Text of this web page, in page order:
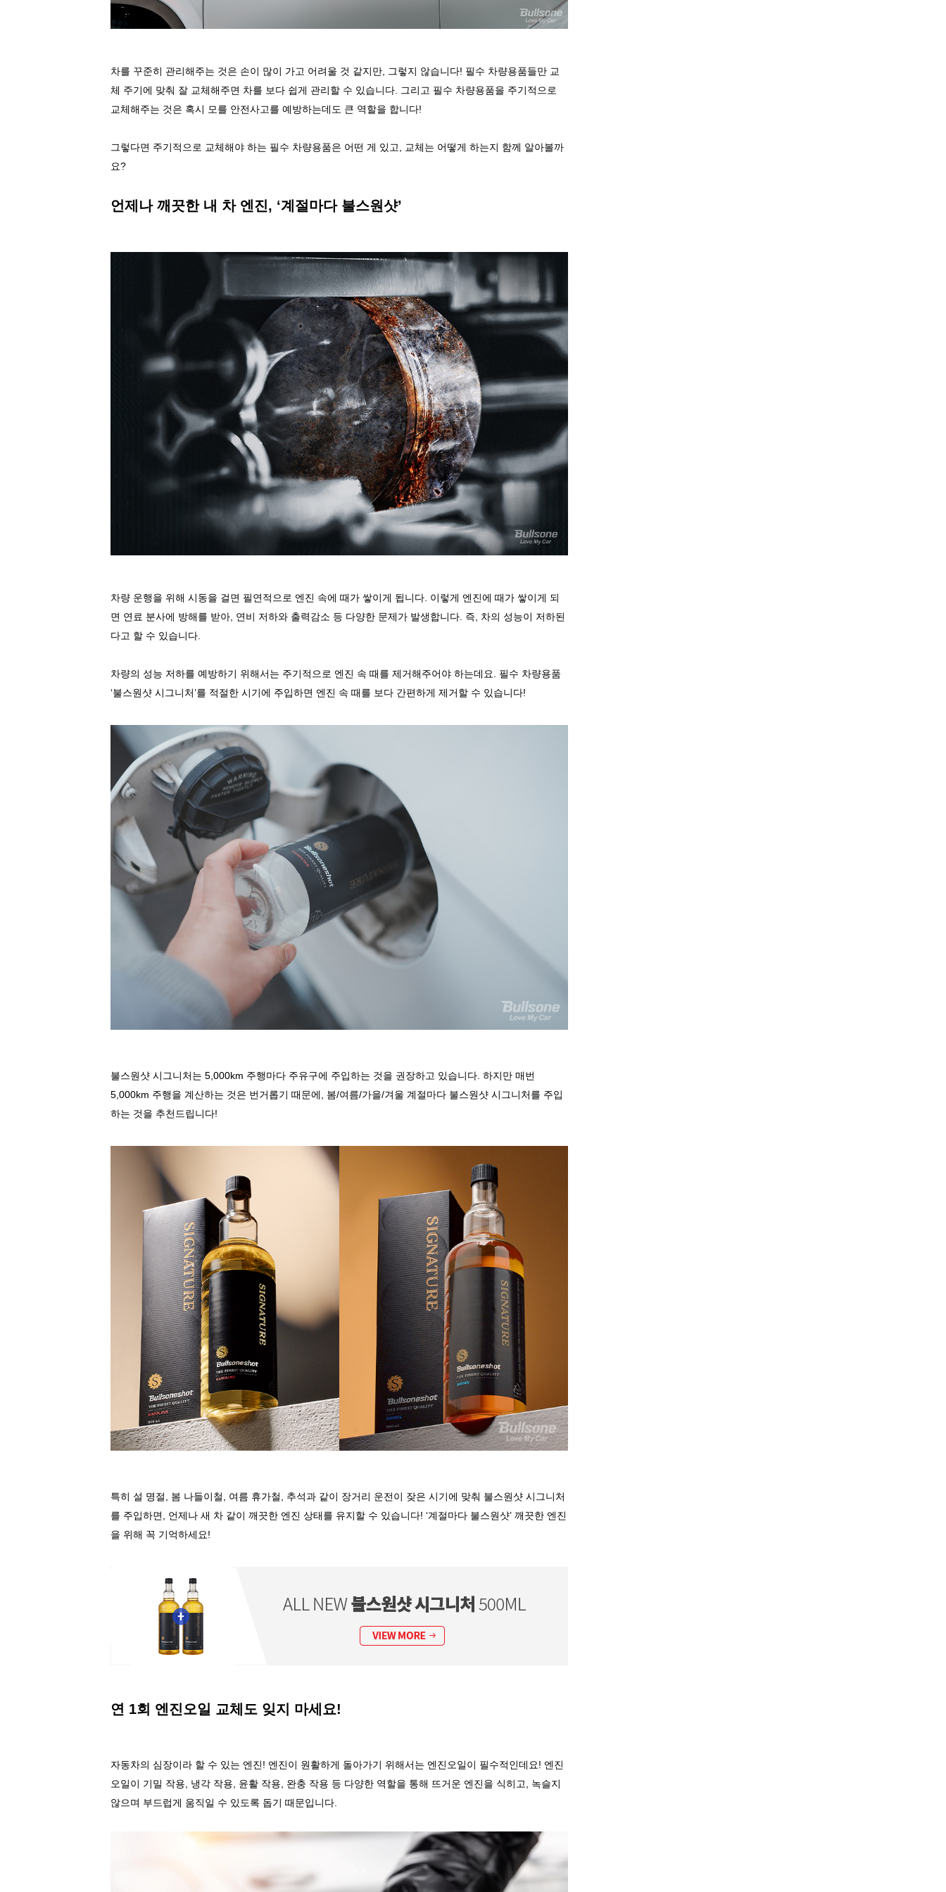
차를 꾸준히 관리해주는 것은 손이 많이 가고 어려울 것 같지만 그렇지 않습니다! 필수 차량용품들만 교
체 주기에 맞춰 잘 교체해주면 차를 보다 쉽게 관리할 수 있습니다 그리고 필수 차량용품을 주기적으로
교체해주는 것은 혹시 모를 안전사고를 예방하는데도 큰 역할을 합니다!
그렇다면 주기적으로 교체해야 하는 필수 차량용품은 어떤 게 있고 교체는 어떻게 하는지 함께 알아볼까
요?
언제나 깨끗한 내 차 엔진, ‘계절마다 불스원샷’
차량 운행을 위해 시동을 걸면 필연적으로 엔진 속에 때가 쌓이게 됩니다 이렇게 엔진에 때가 쌓이게 되
면 연료 분사에 방해를 받아 연비 저하와 출력감소 등 다양한 문제가 발생합니다 즉 차의 성능이 저하된
다고 할 수 있습니다
차량의 성능 저하를 예방하기 위해서는 주기적으로 엔진 속 때를 제거해주어야 하는데요 필수 차량용품
‘불스원샷 시그니처’를 적절한 시기에 주입하면 엔진 속 때를 보다 간편하게 제거할 수 있습니다!
불스원샷 시그니처는 5,000km 주행마다 주유구에 주입하는 것을 권장하고 있습니다 하지만 매번
5,000km 주행을 계산하는 것은 번거롭기 때문에 봄/여름/가을/겨울 계절마다 불스원샷 시그니처를 주입
하는 것을 추천드립니다!
특히 설 명절 봄 나들이철 여름 휴가철 추석과 같이 장거리 운전이 잦은 시기에 맞춰 불스원샷 시그니처
를 주입하면 언제나 새 차 같이 깨끗한 엔진 상태를 유지할 수 있습니다! ‘계절마다 불스원샷’ 깨끗한 엔진
을 위해 꼭 기억하세요!
연 1회 엔진오일 교체도 잊지 마세요!
자동차의 심장이라 할 수 있는 엔진! 엔진이 원활하게 돌아가기 위해서는 엔진오일이 필수적인데요! 엔진
오일이 기밀 작용 냉각 작용 윤활 작용 완충 작용 등 다양한 역할을 통해 뜨거운 엔진을 식히고
녹슬지
않으며 부드럽게 움직일 수 있도록 돕기 때문입니다